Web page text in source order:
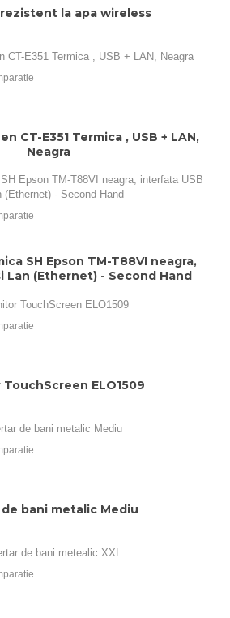
rezistent la apa wireless
CT-E351 Termica , USB + LAN,
Neagra
SH Epson TM-T88VI neagra,
Lan (Ethernet) - Second Hand
ELO1509
bani metalic Mediu